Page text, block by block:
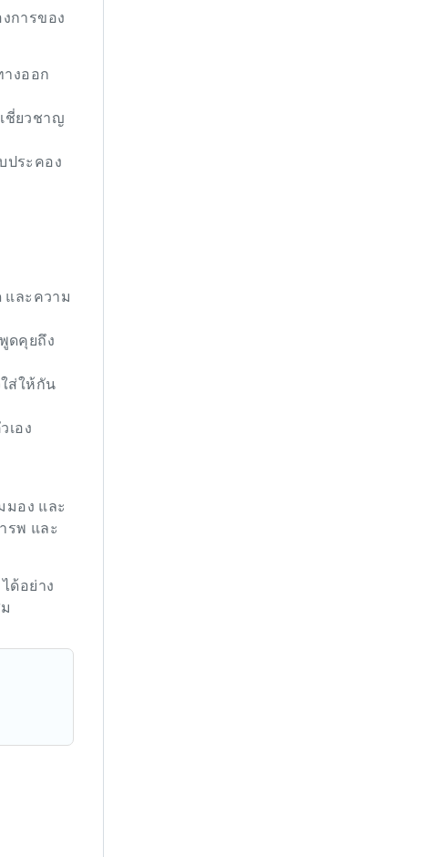
การของ
างออก
ชี่ยวชาญ
ประคอง
และความ
ดคุยถึง
ส่ให้กัน
เอง
อง และ
รพ และ
ด้อย่าง